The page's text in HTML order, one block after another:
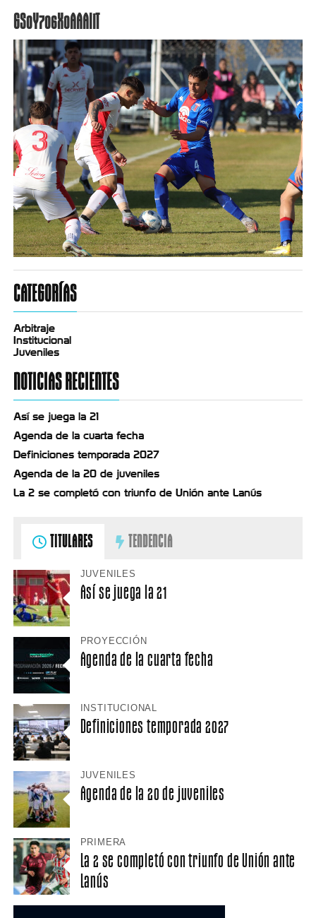
GSoY7o6X0AAAliT
CATEGORÍAS
Arbitraje
Institucional
Juveniles
NOTICIAS RECIENTES
Así se juega la 21
Agenda de la cuarta fecha
Definiciones temporada 2027
Agenda de la 20 de juveniles
La 2 se completó con triunfo de Unión ante Lanús
TITULARES TENDENCIA
JUVENILES
Así se juega la 21
PROYECCIÓN
Agenda de la cuarta fecha
INSTITUCIONAL
Definiciones temporada 2027
JUVENILES
Agenda de la 20 de juveniles
PRIMERA
La 2 se completó con triunfo de Unión ante
Lanús